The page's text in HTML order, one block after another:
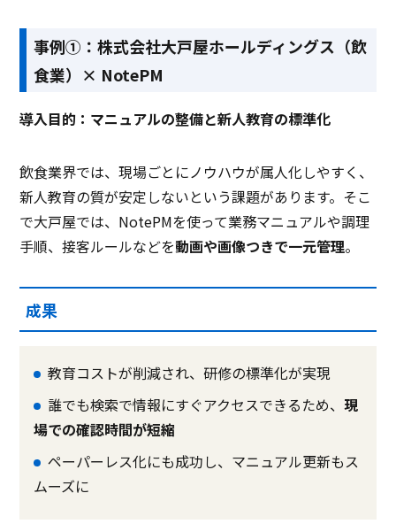
ソフト種別 クラウド型ソフト
電話 / メール /
チャット
/
電話 / メール /
チャット
/
事例①：株式会社大戸屋ホールディングス（飲
食業）× NotePM
導入目的：マニュアルの整備と新人教育の標準化
飲食業界では、現場ごとにノウハウが属人化しやすく、
新人教育の質が安定しないという課題があります。そこ
で大戸屋では、NotePMを使って業務マニュアルや調理
手順、接客ルールなどを動画や画像つきで一元管理。
成果
教育コストが削減され、研修の標準化が実現
誰でも検索で情報にすぐアクセスできるため、現
場での確認時間が短縮
ペーパーレス化にも成功し、マニュアル更新もス
ムーズに